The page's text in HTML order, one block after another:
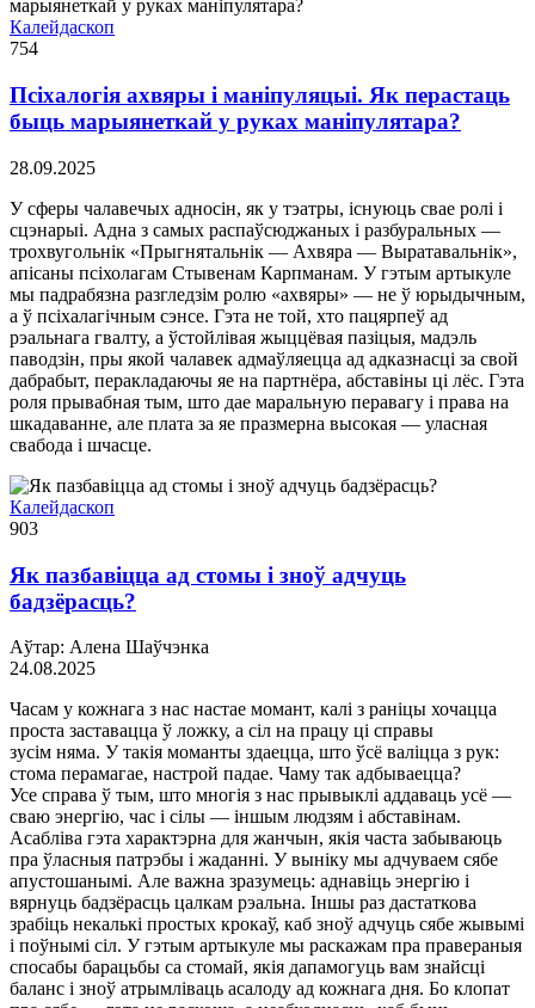
Калейдаскоп
754
Псіхалогія ахвяры і маніпуляцыі. Як перастаць
быць марыянеткай у руках маніпулятара?
28.09.2025
У сферы чалавечых адносін, як у тэатры, існуюць свае ролі і
сцэнарыі. Адна з самых распаўсюджаных і разбуральных —
трохвугольнік «Прыгнятальнік — Ахвяра — Выратавальнік»,
апісаны псіхолагам Стывенам Карпманам. У гэтым артыкуле
мы падрабязна разгледзім ролю «ахвяры» — не ў юрыдычным,
а ў псіхалагічным сэнсе. Гэта не той, хто пацярпеў ад
рэальнага гвалту, а ўстойлівая жыццёвая пазіцыя, мадэль
паводзін, пры якой чалавек адмаўляецца ад адказнасці за свой
дабрабыт, перакладаючы яе на партнёра, абставіны ці лёс. Гэта
роля прывабная тым, што дае маральную перавагу і права на
шкадаванне, але плата за яе празмерна высокая — уласная
свабода і шчасце.
Калейдаскоп
903
Як пазбавіцца ад стомы і зноў адчуць
бадзёрасць?
Аўтар: Алена Шаўчэнка
24.08.2025
Часам у кожнага з нас настае момант, калі з раніцы хочацца
проста заставацца ў ложку, а сіл на працу ці справы
зусім няма. У такія моманты здаецца, што ўсё валіцца з рук:
стома перамагае, настрой падае. Чаму так адбываецца?
Усе справа ў тым, што многія з нас прывыклі аддаваць усё —
сваю энергію, час і сілы — іншым людзям і абставінам.
Асабліва гэта характэрна для жанчын, якія часта забываюць
пра ўласныя патрэбы і жаданні. У выніку мы адчуваем сябе
апустошанымі. Але важна зразумець: аднавіць энергію і
вярнуць бадзёрасць цалкам рэальна. Іншы раз дастаткова
зрабіць некалькі простых крокаў, каб зноў адчуць сябе жывымі
і поўнымі сіл. У гэтым артыкуле мы раскажам пра правераныя
спосабы барацьбы са стомай, якія дапамогуць вам знайсці
баланс і зноў атрымліваць асалоду ад кожнага дня. Бо клопат